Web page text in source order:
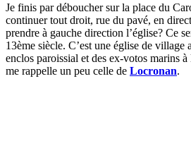
Je finis par déboucher sur la place du
continuer tout droit, rue du pavé, en
prendre à gauche direction l’église? Ce
13ème siècle. C’est une église de village
enclos paroissial et des ex-votos marins à
me rappelle un peu celle de Locronan.